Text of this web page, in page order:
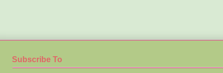
Subscribe To